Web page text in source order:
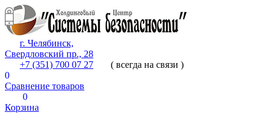
г. Челябинск,
Свердловский пр., 28
+7 (351) 700 07 27
( всегда на связи )
0
Сравнение товаров
0
Корзина